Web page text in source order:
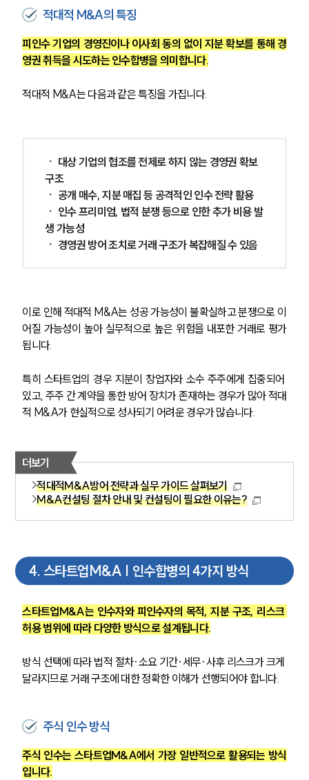
소식/자료
언론보도
뉴스레터/브로슈어
세미나
대륜법률상담예약
대륜법률상담예약
적대적 M&A의 특징
피인수 기업의 경영진이나 이사회 동의 없이 지분 확보를 통해 경
영권 취득을 시도하는 인수합병을 의미합니다.
적대적 M&A는 다음과 같은 특징을 가집니다.
ㆍ 대상 기업의 협조를 전제로 하지 않는 경영권 확보
구조
ㆍ 공개 매수, 지분 매집 등 공격적인 인수 전략 활용
ㆍ 인수 프리미엄, 법적 분쟁 등으로 인한 추가 비용 발
생 가능성
ㆍ 경영권 방어 조치로 거래 구조가 복잡해질 수 있음
이로 인해 적대적 M&A는 성공 가능성이 불확실하고 분쟁으로 이
어질 가능성이 높아 실무적으로 높은 위험을 내포한 거래로 평가
됩니다.
특히 스타트업의 경우 지분이 창업자와 소수 주주에게 집중되어
있고, 주주 간 계약을 통한 방어 장치가 존재하는 경우가 많아 적대
적 M&A가 현실적으로 성사되기 어려운 경우가 많습니다.
더보기
적대적M&A방어 전략과 실무 가이드 살펴보기
M&A컨설팅 절차 안내 및 컨설팅이 필요한 이유는?
4. 스타트업M&A | 인수합병의 4가지 방식
스타트업M&A는 인수자와 피인수자의 목적, 지분 구조, 리스크
허용 범위에 따라 다양한 방식으로 설계됩니다.
방식 선택에 따라 법적 절차·소요 기간·세무·사후 리스크가 크게
달라지므로 거래 구조에 대한 정확한 이해가 선행되어야 합니다.
주식 인수 방식
주식 인수는 스타트업M&A에서 가장 일반적으로 활용되는 방식
입니다.